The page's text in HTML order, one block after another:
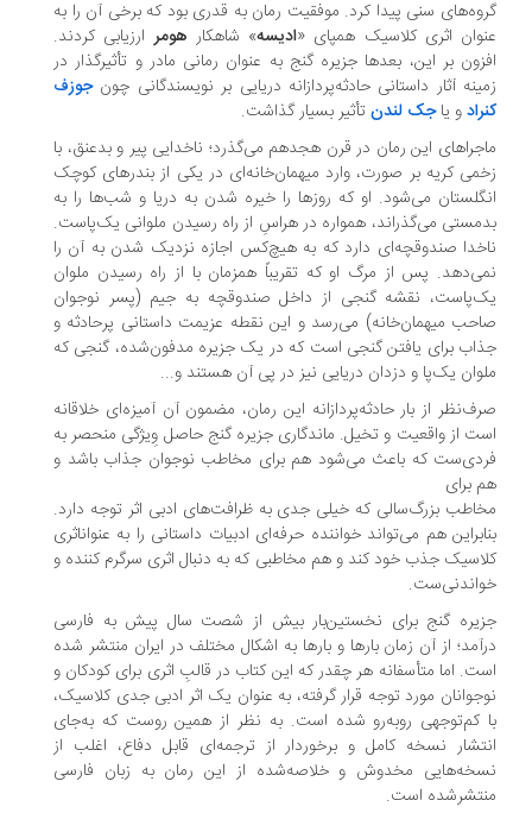
سنی پیدا کرد. موفقیت رمان به قدری بود که برخی آن را به
اثری کلاسیک همپای «ادیسه» شاهکارهومرارزیابی کردند.
بر این، بعدها جزیره گنج به عنوان رمانی مادر و تأثیرگذار در
آثار داستانی حادثه‌پردازانه دریایی بر نویسندگانی چون جوزف
و یاجک لندنتأثیر بسیار گذاشت.
این رمان در قرن هجدهم می‌گذرد؛ ناخدایی پیر و بدعنق، با
کریه بر صورت، وارد میهمان‌خانه‌ای در یکی از بندرهای کوچک
می‌شود. او که روزها را خیره شدن به دریا و شب‌ها را به
می‌گذراند، همواره در هراسِ از راه رسیدن ملوانی یک‌پاست.
صندوقچه‌ای دارد که به هیچ‌کس اجازه نزدیک شدن به آن را
پس از مرگ او که تقریباً همزمان با از راه رسیدن ملوان
نقشه گنجی از داخل صندوقچه به جیم (پسر نوجوان
میهمان‌خانه) می‌رسد و این نقطه عزیمت داستانی پرحادثه و
برای یافتن گنجی است که در یک جزیره مدفون‌شده، گنجی که
یک‌پا و دزدان دریایی نیز در پی آن هستند و...
از بار حادثه‌پردازانه این رمان، مضمون آن آمیزه‌ای خلاقانه
از واقعیت و تخیل. ماندگاری جزیره گنج حاصل وِیژگی منحصر به
که باعث می‌شود هم برای مخاطب نوجوان جذاب باشد و
برای
بزرگ‌سالی که خیلی جدی به ظرافت‌های ادبی اثر توجه دارد.
هم می‌تواند خواننده حرفه‌ای ادبیات داستانی را به عنواناثری
جذب خود کند و هم مخاطبی که به دنبال اثری سرگرم کننده و
گنج برای نخستین‌بار بیش از شصت سال پیش به فارسی
از آن زمان بارها و بارها به اشکال مختلف در ایران منتشر شده
اما متأسفانه هر چقدر که این کتاب در قالبِ اثری برای کودکان و
مورد توجه قرار گرفته، به عنوان یک اثر ادبی جدی کلاسیک،
کم‌توجهی روبه‌رو شده است. به نظر از همین روست که به‌جای
نسخه کامل و برخوردار از ترجمه‌ای قابل دفاع، اغلب از
مخدوش و خلاصه‌شده از این رمان به زبان فارسی
است.